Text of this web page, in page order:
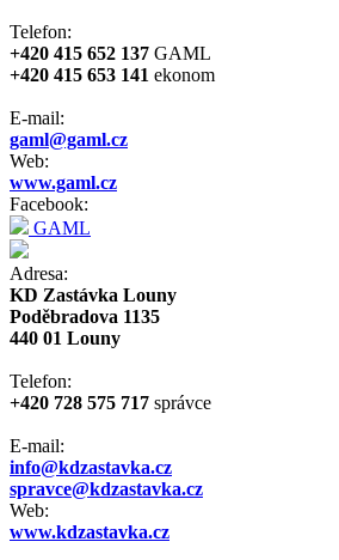
Telefon:
+420 415 652 137 GAML
+420 415 653 141 ekonom
E-mail:
gaml@gaml.cz
Web:
www.gaml.cz
Facebook:
GAML
Adresa:
KD Zastávka Louny
Poděbradova 1135
440 01 Louny
Telefon:
+420 728 575 717 správce
E-mail:
info@kdzastavka.cz
spravce@kdzastavka.cz
Web:
www.kdzastavka.cz